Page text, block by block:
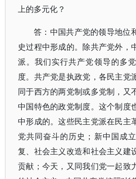
上的多元化？
答：中国共产党的领导地位
史过程中形成的。除共产党外，
派。我们实行共产党领导的多
度。共产党是执政党，各民主党
同于西方的两党制或多党制，又
中国特色的政党制度。这个制度
中形成的。这些民主党派在民主
党共同奋斗的历史；新中国成
复、社会主义改造和社会主义建
贡献；今天，又同我们党一起致